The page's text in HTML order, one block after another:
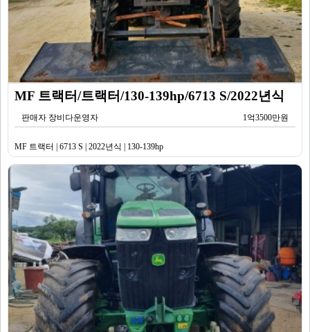
MF 트랙터/트랙터/130-139hp/6713 S/2022년식
판매자 장비다운영자 1억3500만원
MF 트랙터 | 6713 S | 2022년식 | 130-139hp